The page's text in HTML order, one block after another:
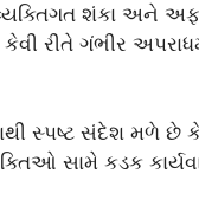
શંકા અને
રીતે ગંભીર
સ્પષ્ટ સંદેશ મળે છે કે
સામે કડક